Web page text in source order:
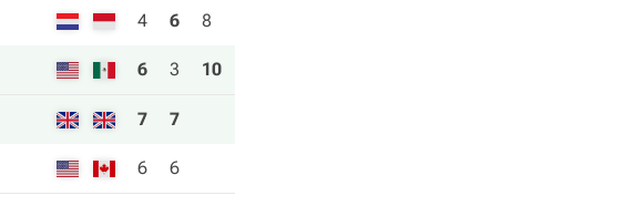
4 6 8
6 3 10
7 7
6 6